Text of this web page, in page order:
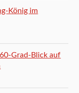
König im
Grad-Blick auf